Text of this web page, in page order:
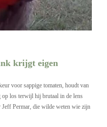
krijgt eigen
voor sappige tomaten, houdt van
op los terwijl hij brutaal in de lens
Permar, die wilde weten wie zijn